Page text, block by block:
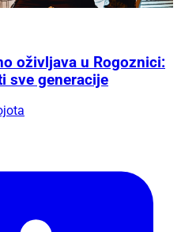
oživljava u Rogoznici:
sve generacije